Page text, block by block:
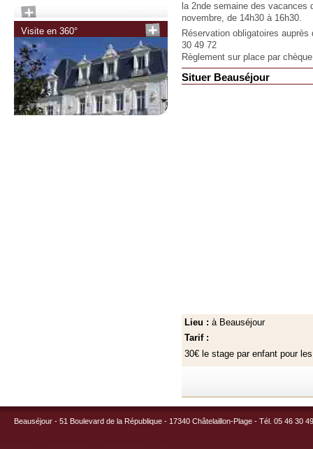
Visite en 360°
la 2nde semaine des vacances
novembre, de 14h30 à 16h30.
Réservation obligatoires
30 49 72
Règlement sur place par
Situer Beauséjour
Lieu : à Beauséjour
Tarif :
30€ le stage par enfant pour
Beauséjour - 51 Boulevard de la République - 17340 Châtelaillon-Plage - Tél. 05 46 30